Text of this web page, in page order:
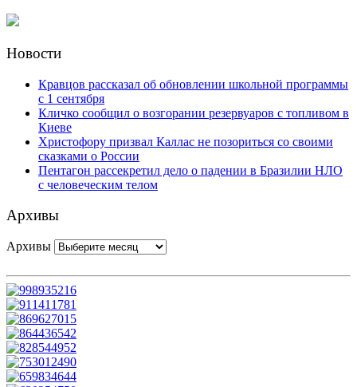
Новости
Кравцов рассказал об обновлении школьной программы
с 1 сентября
Кличко сообщил о возгорании резервуаров с топливом в
Киеве
Христофору призвал Каллас не позориться со своими
сказками о России
Пентагон рассекретил дело о падении в Бразилии НЛО
с человеческим телом
Архивы
Архивы